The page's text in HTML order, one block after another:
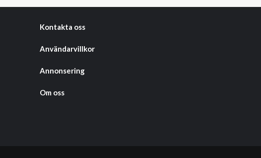
Kontakta oss
Användarvillkor
Annonsering
Om oss